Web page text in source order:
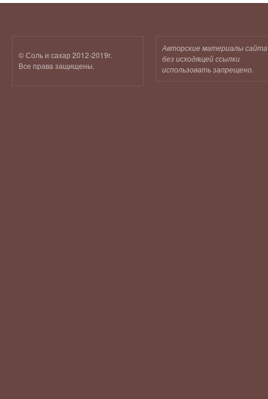
© Соль и сахар 2012-2019г.
Все права защищены.
Авторские материалы сайта
без исходящей ссылки
использовать запрещено.